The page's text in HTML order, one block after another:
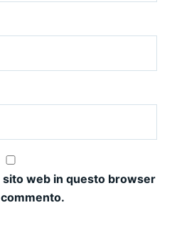
sito web in questo browser